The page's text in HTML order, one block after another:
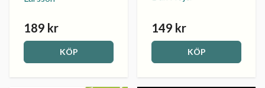
189 kr
KÖP
149 kr
KÖP